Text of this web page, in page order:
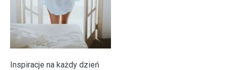
Inspiracje na każdy dzień